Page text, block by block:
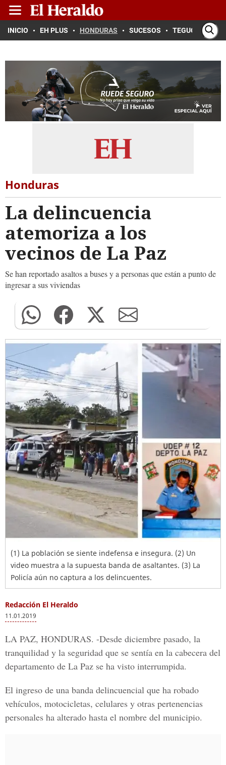
INICIO EH PLUS HONDURAS SUCESOS TEGUCIGALPA
Honduras
La delincuencia
atemoriza a los
vecinos de La Paz
Se han reportado asaltos a buses y a personas que están a punto de
ingresar a sus viviendas
(1) La población se siente indefensa e insegura. (2) Un
video muestra a la supuesta banda de asaltantes. (3) La
Policía aún no captura a los delincuentes.
Redacción El Heraldo
11.01.2019
LA PAZ, HONDURAS. -Desde diciembre pasado, la
tranquilidad y la seguridad que se sentía en la cabecera del
departamento de La Paz se ha visto interrumpida.
El ingreso de una banda delincuencial que ha robado
vehículos, motocicletas, celulares y otras pertenencias
personales ha alterado hasta el nombre del municipio.